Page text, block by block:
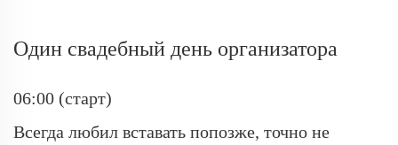
Один свадебный день организатора
06:00 (старт)
Всегда любил вставать попозже, точно не